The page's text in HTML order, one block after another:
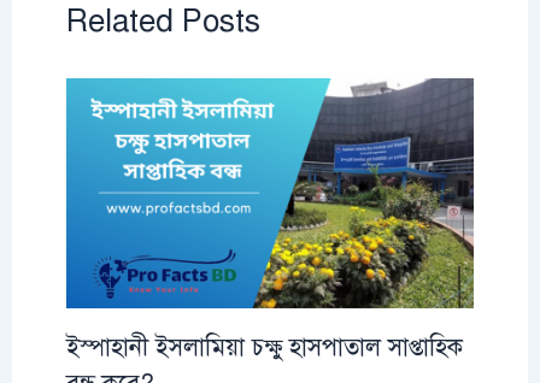
Related Posts
ইস্পাহানী ইসলামিয়া চক্ষু হাসপাতাল সাপ্তাহিক